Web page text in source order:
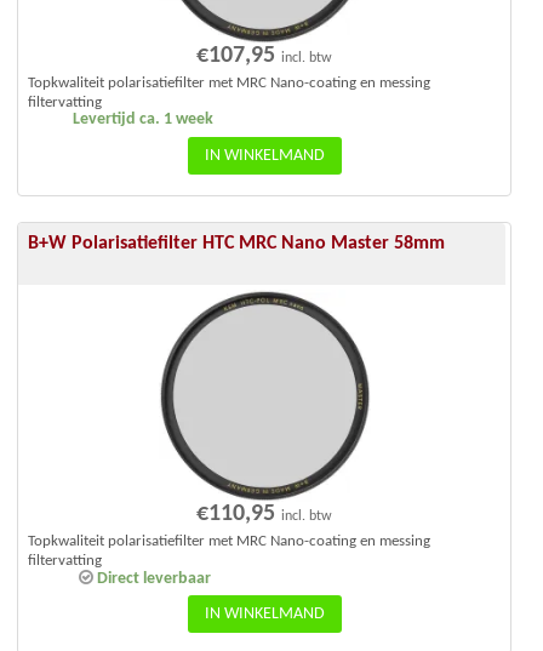
€107,95 incl. btw
Levertijd ca. 1 week
Topkwaliteit polarisatiefilter met MRC Nano-coating en messing
filtervatting
IN WINKELMAND
B+W Polarisatiefilter HTC MRC Nano Master 58mm
€110,95 incl. btw
Direct leverbaar
Topkwaliteit polarisatiefilter met MRC Nano-coating en messing
filtervatting
IN WINKELMAND